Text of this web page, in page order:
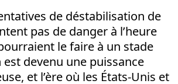
de déstabilisation de
pas de danger à l’heure
le faire à un stade
est devenu une puissance
et l’ère où les États-Unis et